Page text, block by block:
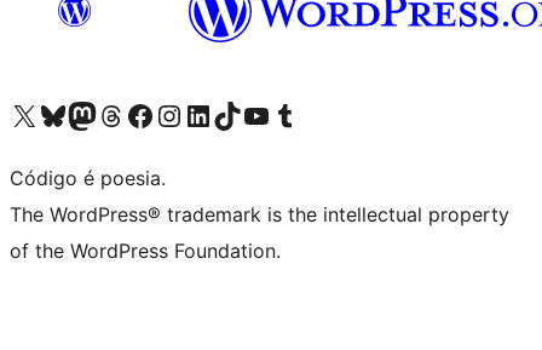
Acessar nossa conta do X (antigo Twitter)
Acessar nossa conta do Bluesky
Acessar nossa conta do Mastodon
Acessar nossa conta do Threads
Acessar nossa página do Facebook
Acessar nossa conta do Instagram
Acessar nossa conta do LinkedIn
Acessar nossa conta do TikTok
Acessar nosso canal do YouTube
Acessar nossa conta no Tumblr
Código é poesia.
The WordPress® trademark is the intellectual property
of the WordPress Foundation.